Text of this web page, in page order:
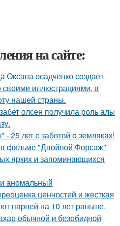
на сайте:
Оксана осадченко создаёт
иллюстрациями, в
нашей страны.
олсен получила роль алы
25 лет с заботой о земляках!
в фильме "Двойной Форсаж"
ярких и запоминающихся
аномальный
ценностей и жесткая
парней на 10 лет раньше.
обычной и безобидной